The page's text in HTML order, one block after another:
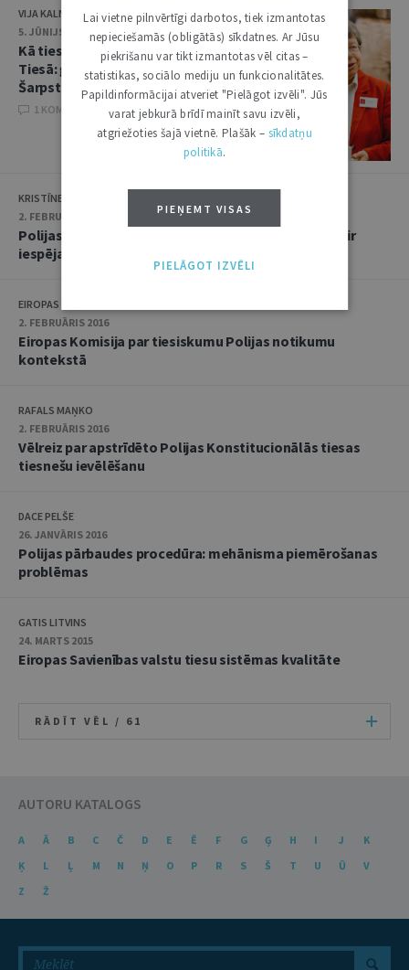
VIJA KALNIŅA
5. JŪNIJS 2018
Kā tiesāties Eiropas Savienības
Tiesā: ģenerāladvokātes Eleonoras
Šarpstones padomi
1 KOMENTĀRI
KRISTĪNE KRŪMA
2. FEBRUĀRIS 2016
Polijas masu mediju regulējums: Eiropas Savienībai ir
iespējas iesaistīties
EIROPAS KOMISIJAS PĀRSTĀVNIECĪBA LATVIJĀ
2. FEBRUĀRIS 2016
Eiropas Komisija par tiesiskumu Polijas notikumu
kontekstā
RAFALS MAŅKO
2. FEBRUĀRIS 2016
Vēlreiz par apstrīdēto Polijas Konstitucionālās tiesas
tiesnešu ievēlēšanu
DACE PELŠE
26. JANVĀRIS 2016
Polijas pārbaudes procedūra: mehānisma piemērošanas
problēmas
GATIS LITVINS
24. MARTS 2015
Eiropas Savienības valstu tiesu sistēmas kvalitāte
RĀDĪT VĒL / 61
AUTORU KATALOGS
A Ā B C Č D E Ē F G Ģ H I J
K
Ķ
L Ļ M N Ņ O P R S Š T U Ū
V
Z
Ž
Lai vietne pilnvērtīgi darbotos, tiek izmantotas
nepieciešamās (obligātās) sīkdatnes. Ar Jūsu
piekrišanu var tikt izmantotas vēl citas –
statistikas, sociālo mediju un funkcionalitātes.
Papildinformācijai atveriet "Pielāgot izvēli". Jūs
varat jebkurā brīdī mainīt savu izvēli,
atgriežoties šajā vietnē. Plašāk – sīkdatņu
politikā.
PIEŅEMT VISAS
PIELĀGOT IZVĒLI